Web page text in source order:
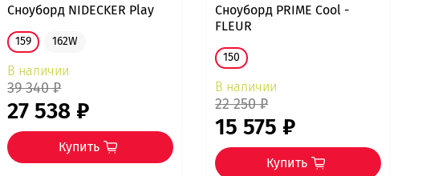
Сноуборд NIDECKER Play
159 162W
В наличии
39 340 ₽
27 538 ₽
Купить
Сноуборд PRIME Cool -
FLEUR
150
В наличии
22 250 ₽
15 575 ₽
Купить